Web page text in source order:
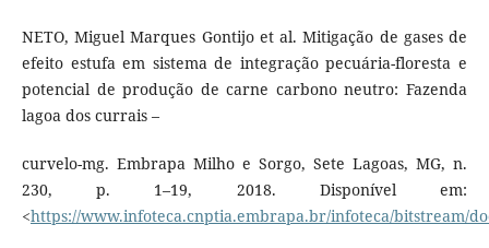
NETO, Miguel Marques Gontijo et al. Mitigação de gases de
efeito estufa em sistema de integração pecuária-floresta e
potencial de produção de carne carbono neutro: Fazenda
lagoa dos currais –
curvelo-mg. Embrapa Milho e Sorgo, Sete Lagoas, MG, n.
230, p. 1–19, 2018. Disponível em:
<https://www.infoteca.cnptia.embrapa.br/infoteca/bitstream/